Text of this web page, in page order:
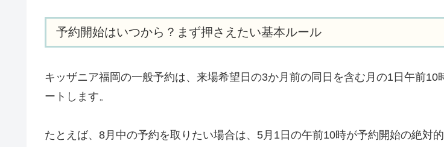
予約開始はいつから？まず押さえたい基本ルール
キッザニア福岡の一般予約は、来場希望日の3か月前の同日を含む月の1日午前10
ートします。
たとえば、8月中の予約を取りたい場合は、5月1日の午前10時が予約開始の絶対